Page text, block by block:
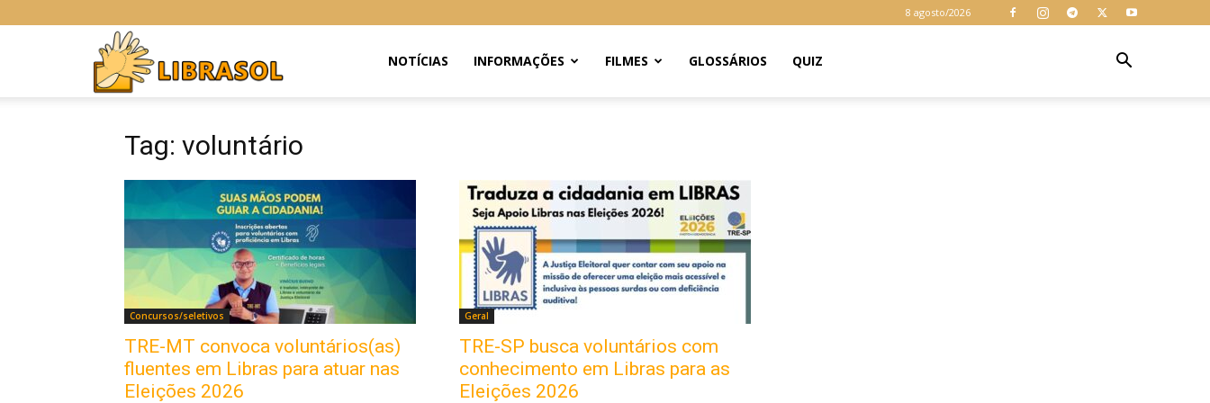
8 agosto/2026
NOTÍCIAS INFORMAÇÕES FILMES GLOSSÁRIOS QUIZ
Tag: voluntário
Concursos/seletivos
TRE-MT convoca voluntários(as)
fluentes em Libras para atuar nas
Eleições 2026
Geral
TRE-SP busca voluntários com
conhecimento em Libras para as
Eleições 2026
cookies para
garantir que